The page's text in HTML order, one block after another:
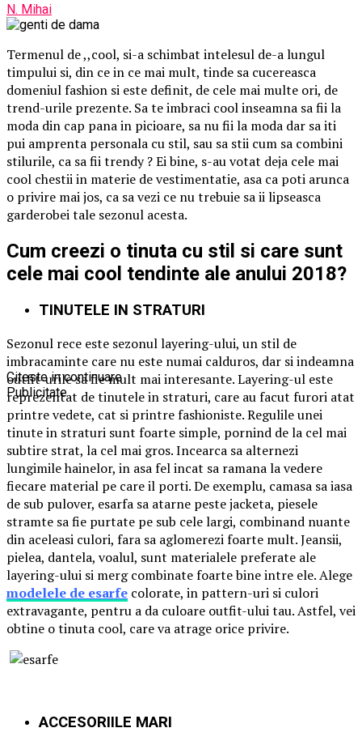
N. Mihai
Termenul de ,,cool, si-a schimbat intelesul de-a lungul
timpului si, din ce in ce mai mult, tinde sa cucereasca
domeniul fashion si este definit, de cele mai multe ori, de
trend-urile prezente. Sa te imbraci cool inseamna sa fii la
moda din cap pana in picioare, sa nu fii la moda dar sa iti
pui amprenta personala cu stil, sau sa stii cum sa combini
stilurile, ca sa fii trendy ? Ei bine, s-au votat deja cele mai
cool chestii in materie de vestimentatie, asa ca poti arunca
o privire mai jos, ca sa vezi ce nu trebuie sa ii lipseasca
garderobei tale sezonul acesta.
Cum creezi o tinuta cu stil si care sunt
cele mai cool tendinte ale anului 2018?
TINUTELE IN STRATURI
Sezonul rece este sezonul layering-ului, un stil de
imbracaminte care nu este numai calduros, dar si indeamna
outfit-urile sa fie mult mai interesante. Layering-ul este
reprezentat de tinutele in straturi, care au facut furori atat
printre vedete, cat si printre fashioniste. Regulile unei
tinute in straturi sunt foarte simple, pornind de la cel mai
subtire strat, la cel mai gros. Incearca sa alternezi
lungimile hainelor, in asa fel incat sa ramana la vedere
fiecare material pe care il porti. De exemplu, camasa sa iasa
de sub pulover, esarfa sa atarne peste jacketa, piesele
stramte sa fie purtate pe sub cele largi, combinand nuante
din aceleasi culori, fara sa aglomerezi foarte mult. Jeansii,
pielea, dantela, voalul, sunt materialele preferate ale
layering-ului si merg combinate foarte bine intre ele. Alege
modelele de esarfe colorate, in pattern-uri si culori
extravagante, pentru a da culoare outfit-ului tau. Astfel, vei
obtine o tinuta cool, care va atrage orice privire.
ACCESORIILE MARI
Citeste in continuare
Publicitate